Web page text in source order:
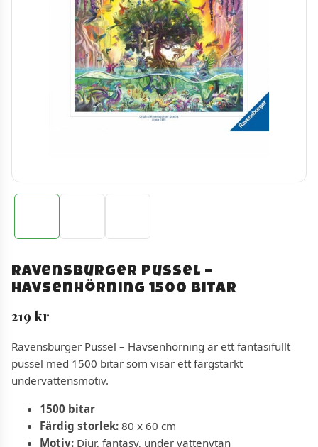
Ravensburger Pussel –
Havsenhörning 1500 bitar
219 kr
Ravensburger Pussel – Havsenhörning är ett fantasifullt
pussel med 1500 bitar som visar ett färgstarkt
undervattensmotiv.
1500 bitar
Färdig storlek: 80 x 60 cm
Motiv: Djur, fantasy, under vattenytan